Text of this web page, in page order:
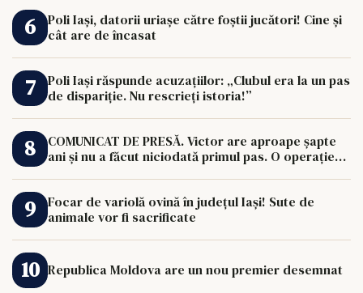
Poli Iași, datorii uriașe către foștii jucători! Cine și
cât are de încasat
Poli Iași răspunde acuzațiilor: „Clubul era la un pas
de dispariție. Nu rescrieți istoria!”
COMUNICAT DE PRESĂ. Victor are aproape șapte
ani și nu a făcut niciodată primul pas. O operație
Focar de variolă ovină în județul Iași! Sute de
animale vor fi sacrificate
Republica Moldova are un nou premier desemnat